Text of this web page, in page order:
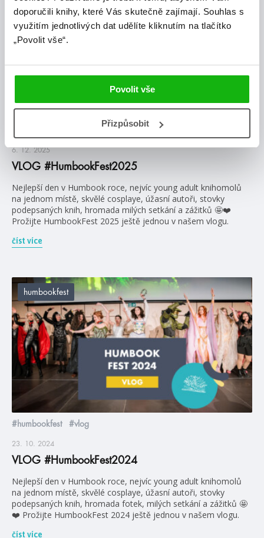
doporučili knihy, které Vás skutečně zajímají. Souhlas s
využitím jednotlivých dat udělíte kliknutím na tlačítko
„Povolit vše“.
Povolit vše
Přizpůsobit
6. 12. 2025
VLOG #HumbookFest2025
Nejlepší den v Humbook roce, nejvíc young adult knihomolů
na jednom místě, skvělé cosplaye, úžasní autoři, stovky
podepsaných knih, hromada milých setkání a zážitků 🤩❤️
Prožijte HumbookFest 2025 ještě jednou v našem vlogu.
číst více
humbookfest
#humbookfest #vlog
23. 10. 2024
VLOG #HumbookFest2024
Nejlepší den v Humbook roce, nejvíc young adult knihomolů
na jednom místě, skvělé cosplaye, úžasní autoři, stovky
podepsaných knih, hromada fotek, milých setkání a zážitků 🤩
❤️ Prožijte HumbookFest 2024 ještě jednou v našem vlogu.
číst více